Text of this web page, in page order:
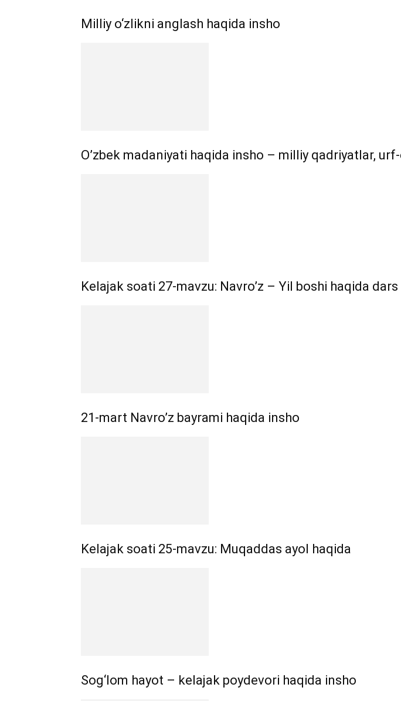
Milliy o‘zlikni anglash haqida insho
O’zbek madaniyati haqida insho – milliy qadriyatlar,
Kelajak soati 27-mavzu: Navro’z – Yil boshi haqida
21-mart Navro’z bayrami haqida insho
Kelajak soati 25-mavzu: Muqaddas ayol haqida
Sog‘lom hayot – kelajak poydevori haqida insho